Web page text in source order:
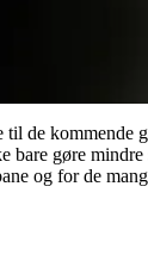
de kommende
gøre mindre
og for de